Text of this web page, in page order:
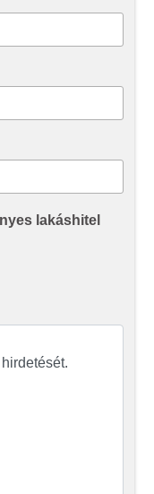
lakáshitel